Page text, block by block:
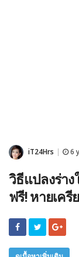
iT24Hrs 6
วิธีแปลงร่าง
ฟรี! หายเครี